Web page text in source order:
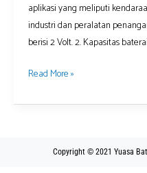
aplikasi yang meliputi
industri dan peralatan
berisi 2 Volt. 2. Kapasitas
Read More »
Copyright © 2021 Yuasa